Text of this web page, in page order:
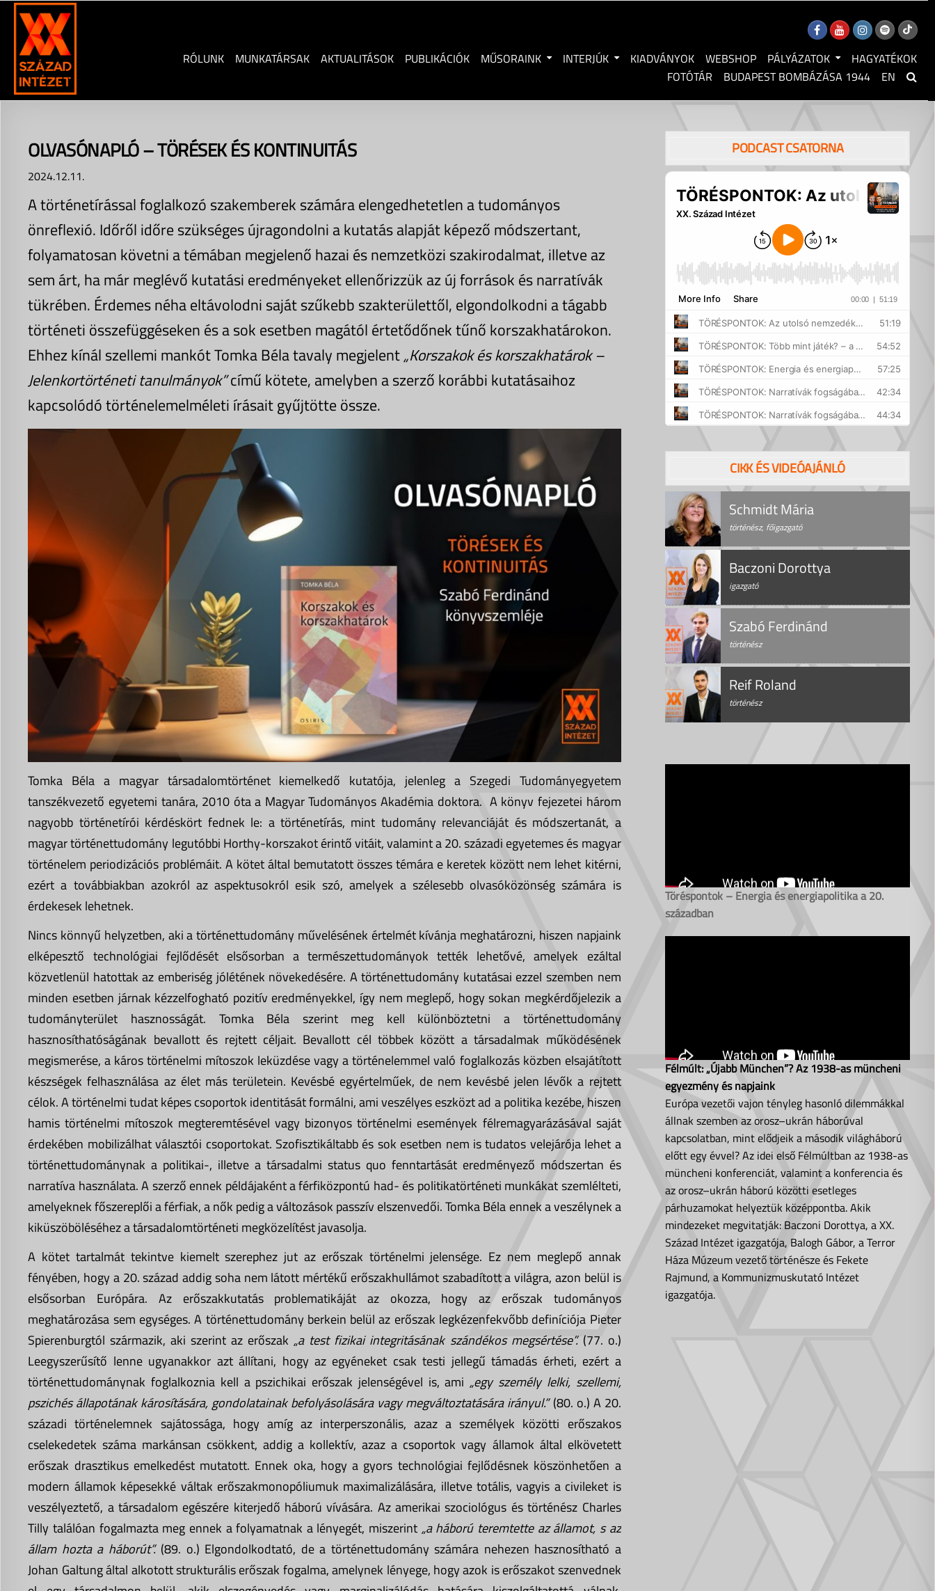
Skip
content
RÓLUNK
MUNKATÁRSAK AKTUALITÁSOK PUBLIKÁCIÓK MŰSORAINK INTERJÚK KIADVÁNYOK WEBSHOP PÁLYÁZATOK
HAGYATÉKOK
FOTÓTÁR
BUDAPEST BOMBÁZÁSA 1944 EN
OLVASÓNAPLÓ – TÖRÉSEK ÉS KONTINUITÁS
2024.12.11.
A történetírással foglalkozó szakemberek számára elengedhetetlen a tudományos
önreflexió. Időről időre szükséges újragondolni a kutatás alapját képező módszertant,
folyamatosan követni a témában megjelenő hazai és nemzetközi szakirodalmat, illetve az
sem árt, ha már meglévő kutatási eredményeket ellenőrizzük az új források és narratívák
tükrében. Érdemes néha eltávolodni saját szűkebb szakterülettől, elgondolkodni a tágabb
történeti összefüggéseken és a sok esetben magától értetődőnek tűnő korszakhatárokon.
Ehhez kínál szellemi mankót Tomka Béla tavaly megjelent„Korszakok és korszakhatárok –
Jelenkortörténeti tanulmányok”című kötete, amelyben a szerző korábbi kutatásaihoz
kapcsolódó történelemelméleti írásait gyűjtötte össze.
Tomka Béla a magyar társadalomtörténet kiemelkedő kutatója, jelenleg a Szegedi Tudományegyetem
tanszékvezető egyetemi tanára, 2010 óta a Magyar Tudományos Akadémia doktora. A könyv fejezetei három
nagyobb történetírói kérdéskört fednek le: a történetírás, mint tudomány relevanciáját és módszertanát, a
magyar történettudomány legutóbbi Horthy-korszakot érintő vitáit, valamint a 20. századi egyetemes és magyar
történelem periodizációs problémáit. A kötet által bemutatott összes témára e keretek között nem lehet kitérni,
ezért a továbbiakban azokról az aspektusokról esik szó, amelyek a szélesebb olvasóközönség számára is
érdekesek lehetnek.
Nincs könnyű helyzetben, aki a történettudomány művelésének értelmét kívánja meghatározni, hiszen napjaink
elképesztő technológiai fejlődését elsősorban a természettudományok tették lehetővé, amelyek ezáltal
közvetlenül hatottak az emberiség jólétének növekedésére. A történettudomány kutatásai ezzel szemben nem
minden esetben járnak kézzelfogható pozitív eredményekkel, így nem meglepő, hogy sokan megkérdőjelezik a
tudományterület hasznosságát. Tomka Béla szerint meg kell különböztetni a történettudomány
hasznosíthatóságának bevallott és rejtett céljait. Bevallott cél többek között a társadalmak működésének
megismerése, a káros történelmi mítoszok leküzdése vagy a történelemmel való foglalkozás közben elsajátított
készségek felhasználása az élet más területein. Kevésbé egyértelműek, de nem kevésbé jelen lévők a rejtett
célok. A történelmi tudat képes csoportok identitását formálni, ami veszélyes eszközt ad a politika kezébe, hiszen
hamis történelmi mítoszok megteremtésével vagy bizonyos történelmi események félremagyarázásával saját
érdekében mobilizálhat választói csoportokat. Szofisztikáltabb és sok esetben nem is tudatos velejárója lehet a
történettudománynak a politikai-, illetve a társadalmi status quo fenntartását eredményező módszertan és
narratíva használata. A szerző ennek példájaként a férfiközpontú had- és politikatörténeti munkákat szemlélteti,
amelyeknek főszereplői a férfiak, a nők pedig a változások passzív elszenvedői. Tomka Béla ennek a veszélynek a
kiküszöböléséhez a társadalomtörténeti megközelítést javasolja.
A kötet tartalmát tekintve kiemelt szerephez jut az erőszak történelmi jelensége. Ez nem meglepő annak
fényében, hogy a 20. század addig soha nem látott mértékű erőszakhullámot szabadított a világra, azon belül is
elsősorban Európára. Az erőszakkutatás problematikáját az okozza, hogy az erőszak tudományos
meghatározása sem egységes. A történettudomány berkein belül az erőszak legkézenfekvőbb definíciója Pieter
Spierenburgtól származik, aki szerint az erőszak„a test fizikai integritásának szándékos megsértése”.(77. o.)
Leegyszerűsítő lenne ugyanakkor azt állítani, hogy az egyéneket csak testi jellegű támadás érheti, ezért a
történettudománynak foglalkoznia kell a pszichikai erőszak jelenségével is, ami„egy személy lelki, szellemi,
pszichés állapotának károsítására, gondolatainak befolyásolására vagy megváltoztatására irányul.”(80. o.) A 20.
századi történelemnek sajátossága, hogy amíg az interperszonális, azaz a személyek közötti erőszakos
cselekedetek száma markánsan csökkent, addig a kollektív, azaz a csoportok vagy államok által elkövetett
erőszak drasztikus emelkedést mutatott. Ennek oka, hogy a gyors technológiai fejlődésnek köszönhetően a
modern államok képesekké váltak erőszakmonopóliumuk maximalizálására, illetve totális, vagyis a civileket is
veszélyeztető, a társadalom egészére kiterjedő háború vívására. Az amerikai szociológus és történész Charles
Tilly találóan fogalmazta meg ennek a folyamatnak a lényegét, miszerint „a háború teremtette az államot, s az
állam hozta a háborút”. (89. o.) Elgondolkodtató, de a történettudomány számára nehezen hasznosítható a
Johan Galtung által alkotott strukturális erőszak fogalma, amelynek lényege, hogy azok is erőszakot szenvednek
PODCAST CSATORNA
CIKK ÉS VIDEÓAJÁNLÓ
Schmidt Mária
történész, főigazgató
Baczoni Dorottya
igazgató
Szabó Ferdinánd
történész
Reif Roland
történész
Töréspontok – Energia és energiapolitika a 20.
században
Félmúlt: „Újabb München”? Az 1938-as müncheni
egyezmény és napjaink
Európa vezetői vajon tényleg hasonló dilemmákkal
állnak szemben az orosz–ukrán háborúval
kapcsolatban, mint elődjeik a második világháború
előtt egy évvel? Az idei első Félmúltban az 1938-as
müncheni konferenciát, valamint a konferencia és
az orosz–ukrán háború közötti esetleges
párhuzamokat helyeztük középpontba. Akik
mindezeket megvitatják: Baczoni Dorottya, a XX.
Század Intézet igazgatója, Balogh Gábor, a Terror
Háza Múzeum vezető történésze és Fekete
Rajmund, a Kommunizmuskutató Intézet
igazgatója.